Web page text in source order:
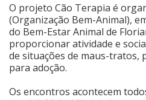
Fale Conosco
O projeto Cão Terapia é
(Organização Bem-Animal),
do Bem-Estar Animal de
proporcionar atividade e
de situações de maus-tratos,
para adoção.
Os encontros acontecem